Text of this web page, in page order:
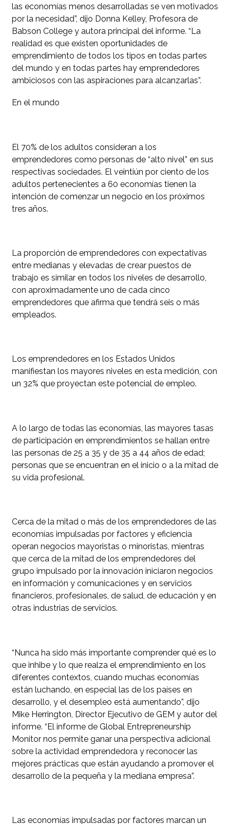
las economías menos desarrolladas se ven motivados
por la necesidad”, dijo Donna Kelley, Profesora de
Babson College y autora principal del informe. “La
realidad es que existen oportunidades de
emprendimiento de todos los tipos en todas partes
del mundo y en todas partes hay emprendedores
ambiciosos con las aspiraciones para alcanzarlas”.
En el mundo
El 70% de los adultos consideran a los
emprendedores como personas de “alto nivel” en sus
respectivas sociedades. El veintiún por ciento de los
adultos pertenecientes a 60 economías tienen la
intención de comenzar un negocio en los próximos
tres años.
La proporción de emprendedores con expectativas
entre medianas y elevadas de crear puestos de
trabajo es similar en todos los niveles de desarrollo,
con aproximadamente uno de cada cinco
emprendedores que afirma que tendrá seis o más
empleados.
Los emprendedores en los Estados Unidos
manifiestan los mayores niveles en esta medición, con
un 32% que proyectan este potencial de empleo.
A lo largo de todas las economías, las mayores tasas
de participación en emprendimientos se hallan entre
las personas de 25 a 35 y de 35 a 44 años de edad;
personas que se encuentran en el inicio o a la mitad de
su vida profesional.
Cerca de la mitad o más de los emprendedores de las
economías impulsadas por factores y eficiencia
operan negocios mayoristas o minoristas, mientras
que cerca de la mitad de los emprendedores del
grupo impulsado por la innovación iniciaron negocios
en información y comunicaciones y en servicios
financieros, profesionales, de salud, de educación y en
otras industrias de servicios.
“Nunca ha sido más importante comprender qué es lo
que inhibe y lo que realza el emprendimiento en los
diferentes contextos, cuando muchas economías
están luchando, en especial las de los países en
desarrollo, y el desempleo está aumentando”, dijo
Mike Herrington, Director Ejecutivo de GEM y autor del
informe. “El informe de Global Entrepreneurship
Monitor nos permite ganar una perspectiva adicional
sobre la actividad emprendedora y reconocer las
mejores prácticas que están ayudando a promover el
desarrollo de la pequeña y la mediana empresa”.
Las economías impulsadas por factores marcan un